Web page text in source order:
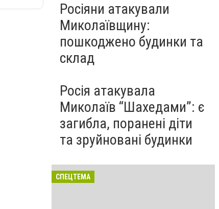
Росіяни атакували
Миколаївщину:
пошкоджено будинки та
склад
Росія атакувала
Миколаїв “Шахедами”: є
загибла, поранені діти
та зруйновані будинки
СПЕЦТЕМА